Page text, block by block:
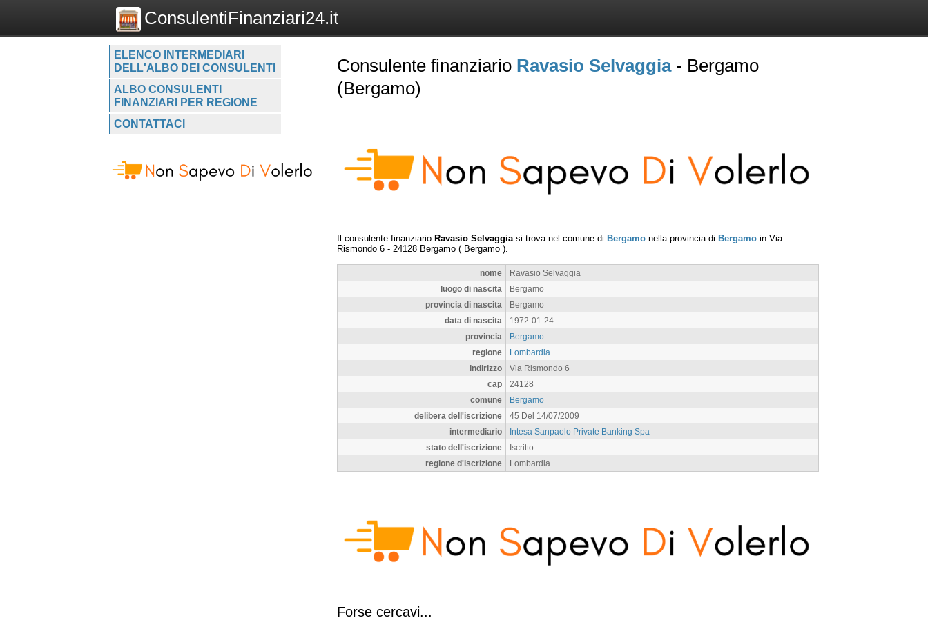
ConsulentiFinanziari24.it
ELENCO INTERMEDIARI
DELL'ALBO DEI CONSULENTI
ALBO CONSULENTI
FINANZIARI PER REGIONE
CONTATTACI
Consulente finanziario Ravasio Selvaggia- Bergamo
(Bergamo)
Il consulente finanziario Ravasio Selvaggia si trova nel comune di Bergamo nella provincia di Bergamo in Via
Rismondo 6 - 24128 Bergamo ( Bergamo ).
nome
Ravasio Selvaggia
luogo di nascita
Bergamo
provincia di nascita
Bergamo
data di nascita
1972-01-24
provincia
Bergamo
regione
Lombardia
indirizzo
Via Rismondo 6
cap
24128
comune
Bergamo
delibera dell'iscrizione
45 Del 14/07/2009
intermediario
Intesa Sanpaolo Private Banking Spa
stato dell'iscrizione
Iscritto
regione d'iscrizione
Lombardia
Forse cercavi...